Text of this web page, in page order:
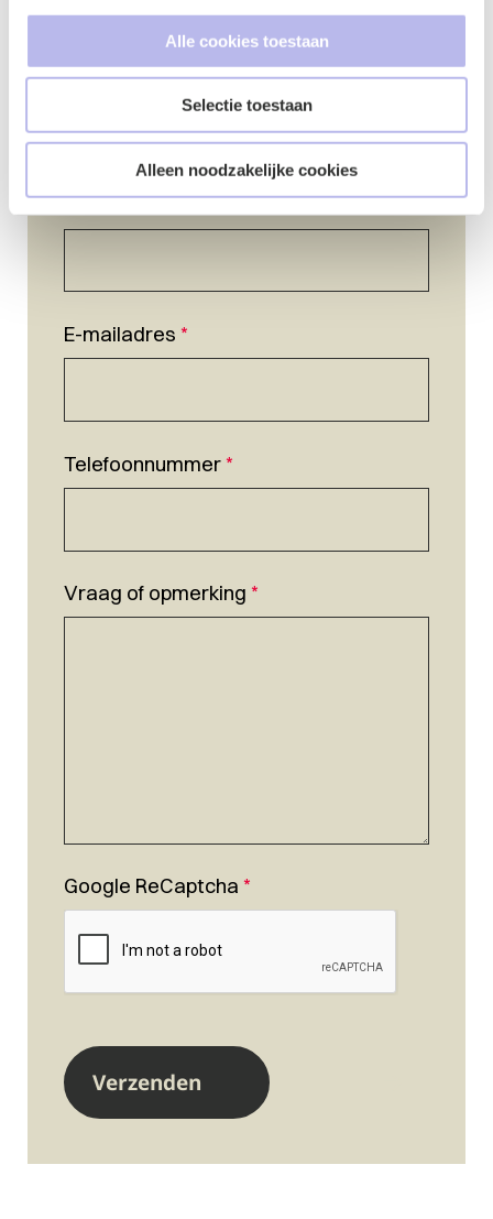
Alle cookies toestaan
Selectie toestaan
Alleen noodzakelijke cookies
Naam*
E-mailadres *
Telefoonnummer*
Vraag of opmerking *
Google ReCaptcha *